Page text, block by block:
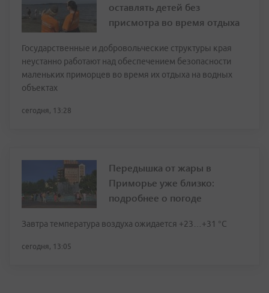
оставлять детей без
присмотра во время отдыха
Государственные и добровольческие структуры края
неустанно работают над обеспечением безопасности
маленьких приморцев во время их отдыха на водных
объектах
сегодня, 13:28
Передышка от жары в
Приморье уже близко:
подробнее о погоде
Завтра температура воздуха ожидается +23…+31 °C
сегодня, 13:05